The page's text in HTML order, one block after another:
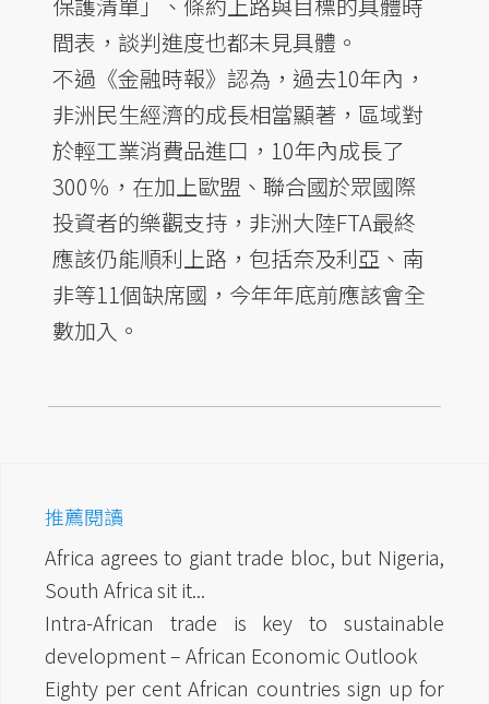
保護清單」、條約上路與目標的具體時
間表，談判進度也都未見具體。
不過《金融時報》認為，過去10年內，
非洲民生經濟的成長相當顯著，區域對
於輕工業消費品進口，10年內成長了
300％，在加上歐盟、聯合國於眾國際
投資者的樂觀支持，非洲大陸FTA最終
應該仍能順利上路，包括奈及利亞、南
非等11個缺席國，今年年底前應該會全
數加入。
推薦閱讀
Africa agrees to giant trade bloc, but Nigeria,
South Africa sit it...
Intra-African trade is key to sustainable
development – African Economic Outlook
Eighty per cent African countries sign up for